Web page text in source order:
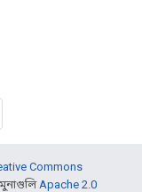
Commons
Apache 2.0